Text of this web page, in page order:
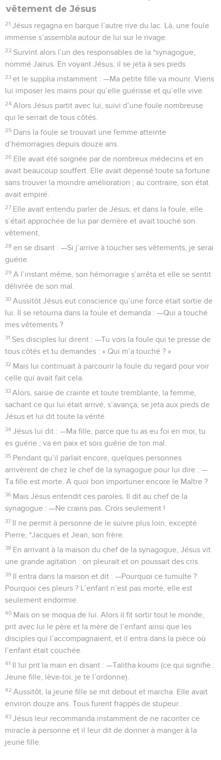
vêtement de Jésus
21 Jésus regagna en barque l’autre rive du lac. Là, une foule
immense s’assembla autour de lui sur le rivage.
22 Survint alors l’un des responsables de la *synagogue,
nommé Jaïrus. En voyant Jésus, il se jeta à ses pieds
23 et le supplia instamment : —Ma petite fille va mourir. Viens
lui imposer les mains pour qu’elle guérisse et qu’elle vive.
24 Alors Jésus partit avec lui, suivi d’une foule nombreuse
qui le serrait de tous côtés.
25 Dans la foule se trouvait une femme atteinte
d’hémorragies depuis douze ans.
26 Elle avait été soignée par de nombreux médecins et en
avait beaucoup souffert. Elle avait dépensé toute sa fortune
sans trouver la moindre amélioration ; au contraire, son état
avait empiré.
27 Elle avait entendu parler de Jésus, et dans la foule, elle
s’était approchée de lui par derrière et avait touché son
vêtement,
28 en se disant : —Si j’arrive à toucher ses vêtements, je serai
guérie.
29 A l’instant même, son hémorragie s’arrêta et elle se sentit
délivrée de son mal.
30 Aussitôt Jésus eut conscience qu’une force était sortie de
lui. Il se retourna dans la foule et demanda : —Qui a touché
mes vêtements ?
31 Ses disciples lui dirent : —Tu vois la foule qui te presse de
tous côtés et tu demandes : « Qui m’a touché ? »
32 Mais lui continuait à parcourir la foule du regard pour voir
celle qui avait fait cela.
33 Alors, saisie de crainte et toute tremblante, la femme,
sachant ce qui lui était arrivé, s’avança, se jeta aux pieds de
Jésus et lui dit toute la vérité.
34 Jésus lui dit : —Ma fille, parce que tu as eu foi en moi, tu
es guérie ; va en paix et sois guérie de ton mal.
35 Pendant qu’il parlait encore, quelques personnes
arrivèrent de chez le chef de la synagogue pour lui dire : —
Ta fille est morte. A quoi bon importuner encore le Maître ?
36 Mais Jésus entendit ces paroles. Il dit au chef de la
synagogue : —Ne crains pas. Crois seulement !
37 Il ne permit à personne de le suivre plus loin, excepté
Pierre, *Jacques et Jean, son frère.
38 En arrivant à la maison du chef de la synagogue, Jésus vit
une grande agitation : on pleurait et on poussait des cris.
39 Il entra dans la maison et dit : —Pourquoi ce tumulte ?
Pourquoi ces pleurs ? L’enfant n’est pas morte, elle est
seulement endormie.
40 Mais on se moqua de lui. Alors il fit sortir tout le monde,
prit avec lui le père et la mère de l’enfant ainsi que les
disciples qui l’accompagnaient, et il entra dans la pièce où
l’enfant était couchée.
41 Il lui prit la main en disant : —Talitha koumi (ce qui signifie :
Jeune fille, lève-toi, je te l’ordonne).
42 Aussitôt, la jeune fille se mit debout et marcha. Elle avait
environ douze ans. Tous furent frappés de stupeur.
43 Jésus leur recommanda instamment de ne raconter ce
miracle à personne et il leur dit de donner à manger à la
jeune fille.